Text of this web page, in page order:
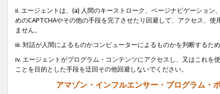
ii. エージェントは、(a) 人間のキーストローク、ページナビゲーショ
めのCAPTCHAやその他の手段を完了させたり回避して、アクセス、
ません。
iii. 対話が人間によるものかコンピューターによるものかを判断するた
iv. エージェントがプログラム・コンテンツにアクセスし、又はこれ
ことを目的とした手段を迂回その他回避しないでください。
アマゾン・インフルエンサー・プログラム・